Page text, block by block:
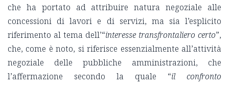
che ha portato ad attribuire natura negoziale alle
concessioni di lavori e di servizi, ma sia l’esplicito
riferimento al tema dell’“interesse transfrontaliero certo”,
che, come è noto, si riferisce essenzialmente all’attività
negoziale delle pubbliche amministrazioni, che
l’affermazione secondo la quale “il confronto